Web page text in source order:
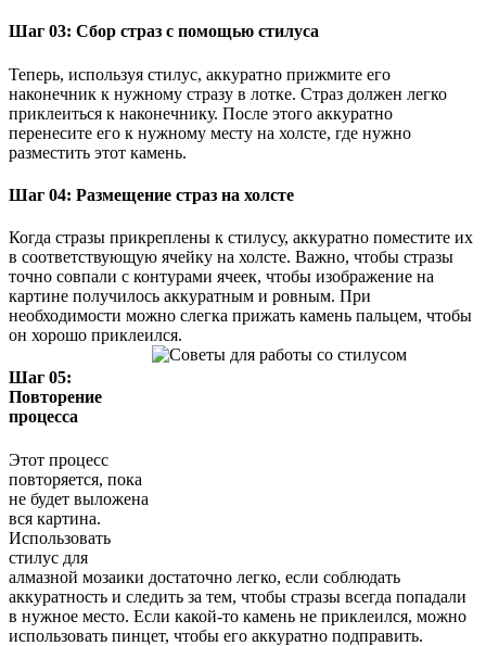
Шаг 03: Сбор страз с помощью стилуса
Теперь, используя стилус, аккуратно прижмите его
наконечник к нужному стразу в лотке. Страз должен легко
приклеиться к наконечнику. После этого аккуратно
перенесите его к нужному месту на холсте, где нужно
разместить этот камень.
Шаг 04: Размещение страз на холсте
Когда стразы прикреплены к стилусу, аккуратно поместите их
в соответствующую ячейку на холсте. Важно, чтобы стразы
точно совпали с контурами ячеек, чтобы изображение на
картине получилось аккуратным и ровным. При
необходимости можно слегка прижать камень пальцем, чтобы
он хорошо приклеился.
Шаг 05:
Повторение
процесса
Этот процесс
повторяется, пока
не будет выложена
вся картина.
Использовать
стилус для
алмазной мозаики достаточно легко, если соблюдать
аккуратность и следить за тем, чтобы стразы всегда попадали
в нужное место. Если какой-то камень не приклеился, можно
использовать пинцет, чтобы его аккуратно подправить.